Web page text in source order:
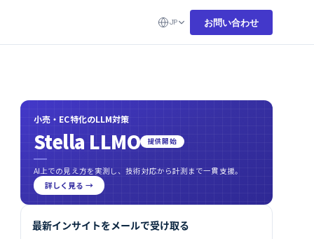
JP お問い合わせ
小売・EC特化のLLM対策
Stella LLMO 提供開始
AI上での見え方を実測し、技術対応から計測まで一貫支援。
詳しく見る →
最新インサイトをメールで受け取る